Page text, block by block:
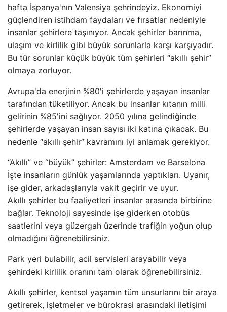
hafta İspanya'nın Valensiya şehrindeyiz. Ekonomiyi
güçlendiren istihdam faydaları ve fırsatlar nedeniyle
insanlar şehirlere taşınıyor. Ancak şehirler barınma,
ulaşım ve kirlilik gibi büyük sorunlarla karşı karşıyadır.
Bu tür sorunlar küçük büyük tüm şehirleri “akıllı şehir”
olmaya zorluyor.
Avrupa'da enerjinin %80'i şehirlerde yaşayan insanlar
tarafından tüketiliyor. Ancak bu insanlar kıtanın milli
gelirinin %85'ini sağlıyor. 2050 yılına gelindiğinde
şehirlerde yaşayan insan sayısı iki katına çıkacak. Bu
nedenle “akıllı şehir” kavramını iyi anlamak gerekiyor.
“Akıllı” ve “büyük” şehirler: Amsterdam ve Barselona
İşte insanların günlük yaşamlarında yaptıkları. Uyanır,
işe gider, arkadaşlarıyla vakit geçirir ve uyur.
Akıllı şehirler bu faaliyetleri insanlar arasında birbirine
bağlar. Teknoloji sayesinde işe giderken otobüs
saatlerini veya güzergah üzerinde trafiğin yoğun olup
olmadığını öğrenebilirsiniz.
Park yeri bulabilir, acil servisleri arayabilir veya
şehirdeki kirlilik oranını tam olarak öğrenebilirsiniz.
Akıllı şehirler, kentsel yaşamın tüm unsurlarını bir araya
getirerek, işletmeler ve bürokrasi arasındaki iletişimi